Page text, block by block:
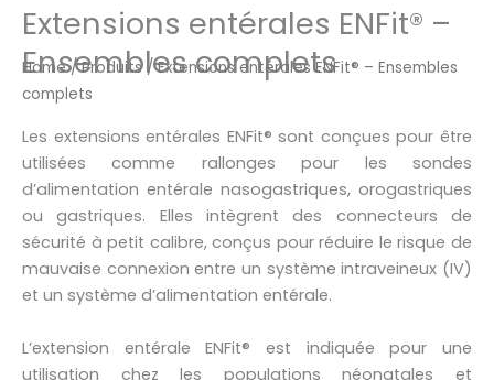
Extensions entérales ENFit® –
Ensembles complets
Home/Produits/ Extensions entérales ENFit® – Ensembles
complets
Les extensions entérales ENFit® sont conçues pour être
utilisées comme rallonges pour les sondes
d’alimentation entérale nasogastriques, orogastriques
ou gastriques. Elles intègrent des connecteurs de
sécurité à petit calibre, conçus pour réduire le risque de
mauvaise connexion entre un système intraveineux (IV)
et un système d’alimentation entérale.
L’extension entérale ENFit® est indiquée pour une
utilisation chez les populations néonatales et